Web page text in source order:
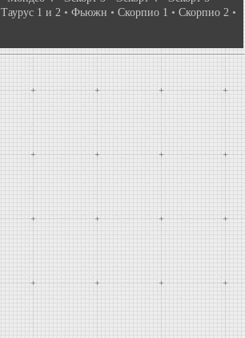
Таурус 1 и 2 • Фьюжн • Скорпио 1 • Скорпио 2 •